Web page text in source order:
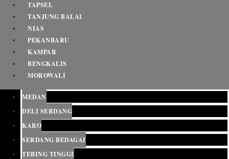
TAPSEL
TANJUNG BALAI
NIAS
PEKANBARU
KAMPAR
BENGKALIS
MOROWALI
MEDAN
DELI SERDANG
KARO
SERDANG BEDAGAI
TEBING TINGGI